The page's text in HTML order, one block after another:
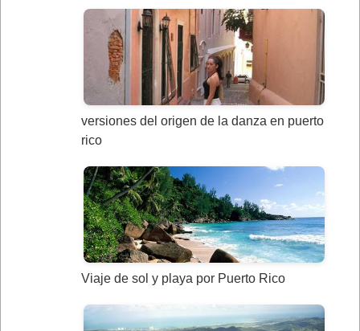
versiones del origen de la danza en puerto
rico
Viaje de sol y playa por Puerto Rico